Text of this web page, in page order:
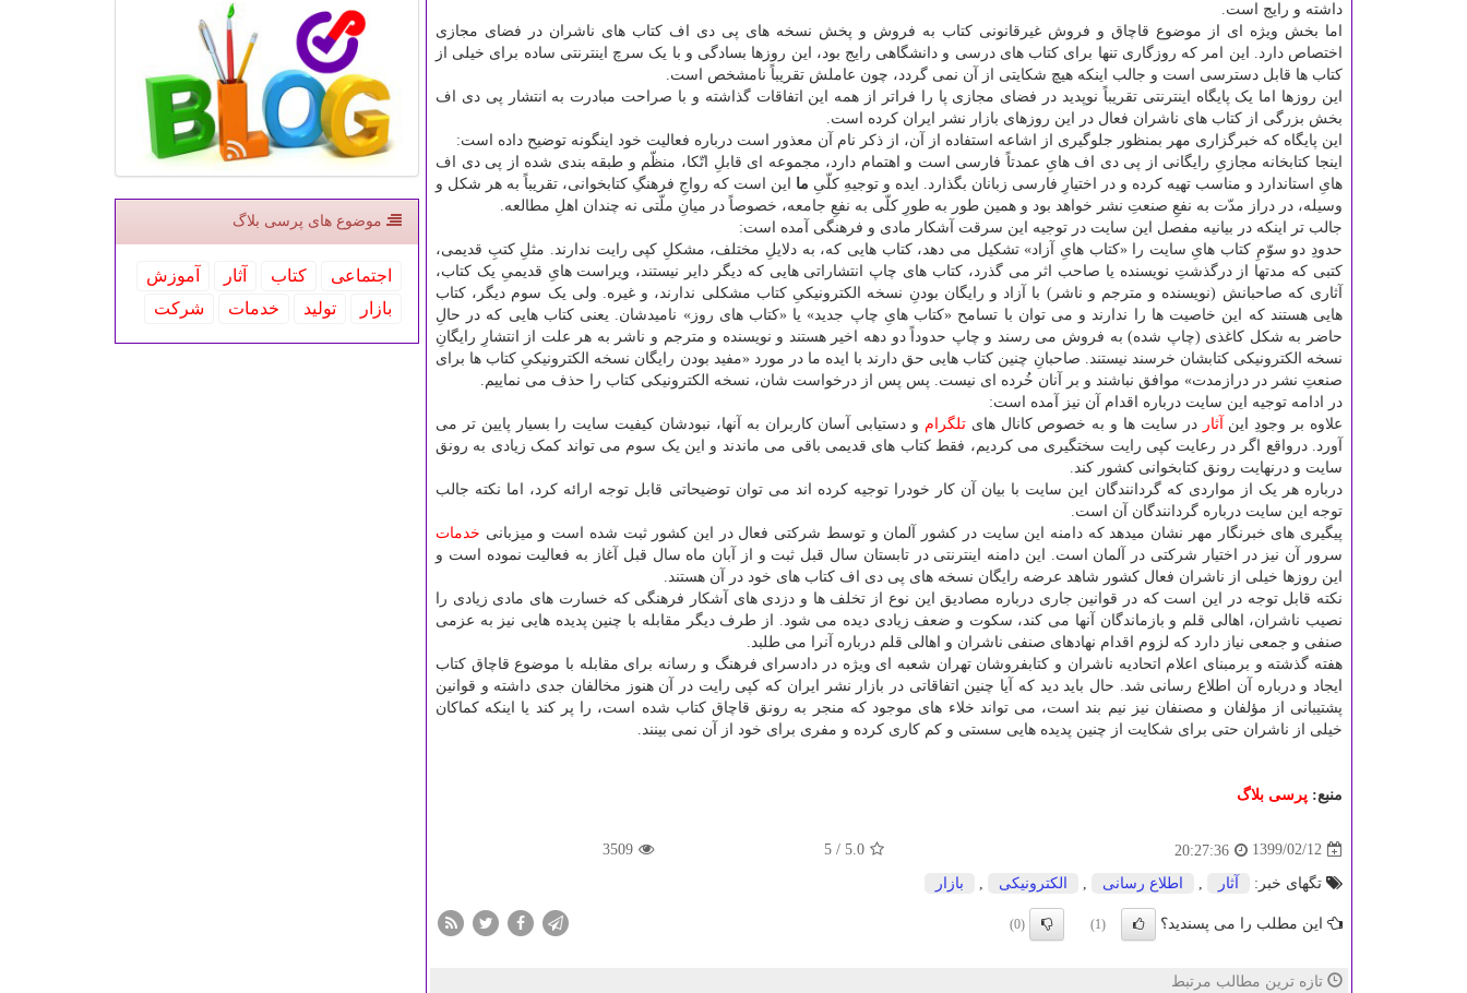
داشته و رایج است.
اما بخش ویژه ای از موضوع قاچاق و فروش غیرقانونی کتاب به فروش و پخش نسخه های پی دی اف کتاب های ناشران در فضای مجازی
اختصاص دارد. این امر که روزگاری تنها برای کتاب های درسی و دانشگاهی رایج بود، این روزها بسادگی و با یک سرچ اینترنتی ساده برای خیلی از
کتاب ها قابل دسترسی است و جالب اینکه هیچ شکایتی از آن نمی گردد، چون عاملش تقریباً نامشخص است.
این روزها اما یک پایگاه اینترنتی تقریباً نوپدید در فضای مجازی پا را فراتر از همه این اتفاقات گذاشته و با صراحت مبادرت به انتشار پی دی اف
بخش بزرگی از کتاب های ناشران فعال در این روزهای بازار نشر ایران کرده است.
این پایگاه که خبرگزاری مهر بمنظور جلوگیری از اشاعه استفاده از آن، از ذکر نام آن معذور است درباره فعالیت خود اینگونه توضیح داده است:
اینجا کتابخانه مجازیِ رایگانی از پی دی اف هایِ عمدتاً فارسی است و اهتمام دارد، مجموعه ای قابلِ اتّکا، منظّم و طبقه بندی شده از پی دی اف
هایِ استاندارد و مناسب تهیه کرده و در اختیارِ فارسی زبانان بگذارد. ایده و توجیهِ کلّیِ ما این است که رواجِ فرهنگِ کتابخوانی، تقریباً به هر شکل و
وسیله، در دراز مدّت به نفعِ صنعتِ نشر خواهد بود و همین طور به طورِ کلّی به نفعِ جامعه، خصوصاً در میانِ ملّتی نه چندان اهلِ مطالعه.
جالب تر اینکه در بیانیه مفصل این سایت در توجیه این سرقت آشکار مادی و فرهنگی آمده است:
حدودِ دو سوّمِ کتاب هایِ سایت را «کتاب هایِ آزاد» تشکیل می دهد، کتاب هایی که، به دلایلِ مختلف، مشکلِ کپی رایت ندارند. مثلِ کتبِ قدیمی،
کتبی که مدتها از درگذشتِ نویسنده یا صاحب اثر می گذرد، کتاب های چاپ انتشاراتی هایی که دیگر دایر نیستند، ویراست هایِ قدیمیِ یک کتاب،
آثاری که صاحبانش (نویسنده و مترجم و ناشر) با آزاد و رایگان بودنِ نسخه الکترونیکیِ کتاب مشکلی ندارند، و غیره. ولی یک سوم دیگر، کتاب
هایی هستند که این خاصیت ها را ندارند و می توان با تسامح «کتاب هایِ چاپ جدید» یا «کتاب های روز» نامیدشان. یعنی کتاب هایی که در حالِ
حاضر به شکل کاغذی (چاپ شده) به فروش می رسند و چاپ حدوداً دو دهه اخیر هستند و نویسنده و مترجم و ناشر به هر علت از انتشارِ رایگانِ
نسخه الکترونیکی کتابشان خرسند نیستند. صاحبانِ چنین کتاب هایی حق دارند با ایده ما در مورد «مفید بودن رایگان نسخه الکترونیکیِ کتاب ها برای
صنعتِ نشر در درازمدت» موافق نباشند و بر آنان خُرده ای نیست. پس پس از درخواست شان، نسخه الکترونیکی کتاب را حذف می نماییم.
در ادامه توجیه این سایت درباره اقدام آن نیز آمده است:
علاوه بر وجودِ این آثار در سایت ها و به خصوص کانال هایتلگرام و دستیابی آسان کاربران به آنها، نبودشان کیفیت سایت را بسیار پایین تر می
آورد. درواقع اگر در رعایت کپی رایت سختگیری می کردیم، فقط کتاب های قدیمی باقی می ماندند و این یک سوم می تواند کمک زیادی به رونق
سایت و درنهایت رونق کتابخوانی کشور کند.
درباره هر یک از مواردی که گردانندگان این سایت با بیان آن کار خودرا توجیه کرده اند می توان توضیحاتی قابل توجه ارائه کرد، اما نکته جالب
توجه این سایت درباره گردانندگان آن است.
پیگیری های خبرنگار مهر نشان میدهد که دامنه این سایت در کشور آلمان و توسط شرکتی فعال در این کشور ثبت شده است و میزبانی خدمات
سرور آن نیز در اختیار شرکتی در آلمان است. این دامنه اینترنتی در تابستان سال قبل ثبت و از آبان ماه سال قبل آغاز به فعالیت نموده است و
این روزها خیلی از ناشران فعال کشور شاهد عرضه رایگان نسخه های پی دی اف کتاب های خود در آن هستند.
نکته قابل توجه در این است که در قوانین جاری درباره مصادیق این نوع از تخلف ها و دزدی های آشکار فرهنگی که خسارت های مادی زیادی را
نصیب ناشران، اهالی قلم و بازماندگان آنها می کند، سکوت و ضعف زیادی دیده می شود. از طرف دیگر مقابله با چنین پدیده هایی نیز به عزمی
صنفی و جمعی نیاز دارد که لزوم اقدام نهادهای صنفی ناشران و اهالی قلم درباره آنرا می طلبد.
هفته گذشته و برمبنای اعلام اتحادیه ناشران و کتابفروشان تهران شعبه ای ویژه در دادسرای فرهنگ و رسانه برای مقابله با موضوع قاچاق کتاب
ایجاد و درباره آن اطلاع رسانی شد. حال باید دید که آیا چنین اتفاقاتی در بازار نشر ایران که کپی رایت در آن هنوز مخالفان جدی داشته و قوانین
پشتیبانی از مؤلفان و مصنفان نیز نیم بند است، می تواند خلاء های موجود که منجر به رونق قاچاق کتاب شده است، را پر کند یا اینکه کماکان
خیلی از ناشران حتی برای شکایت از چنین پدیده هایی سستی و کم کاری کرده و مفری برای خود از آن نمی بینند.
منبع: پرسی بلاگ
1399/02/12
20:27:36
5.0
/ 5
3509
تگهای خبر: آثار اطلاع رسانی الكترونیكی بازار
این مطلب را می پسندید؟ (1)
(0)
تازه ترین مطالب مرتبط
موضوع های پرسی بلاگ
اجتماعی كتاب آثار
آموزش
بازار
تولید خدمات شركت